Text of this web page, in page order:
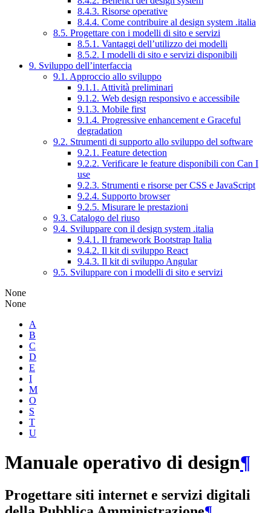
8.4.3. Risorse operative
8.4.4. Come contribuire al design system .italia
8.5. Progettare con i modelli di sito e servizi
8.5.1. Vantaggi dell’utilizzo dei modelli
8.5.2. I modelli di sito e servizi disponibili
9. Sviluppo dell’interfaccia
9.1. Approccio allo sviluppo
9.1.1. Attività preliminari
9.1.2. Web design responsivo e accessibile
9.1.3. Mobile first
9.1.4. Progressive enhancement e Graceful
degradation
9.2. Strumenti di supporto allo sviluppo del software
9.2.1. Feature detection
9.2.2. Verificare le feature disponibili con Can I
use
9.2.3. Strumenti e risorse per CSS e JavaScript
9.2.4. Supporto browser
9.2.5. Misurare le prestazioni
9.3. Catalogo del riuso
9.4. Sviluppare con il design system .italia
9.4.1. Il framework Bootstrap Italia
9.4.2. Il kit di sviluppo React
9.4.3. Il kit di sviluppo Angular
9.5. Sviluppare con i modelli di sito e servizi
None
None
A
B
C
D
E
I
M
O
S
T
U
Manuale operativo di design¶
Progettare siti internet e servizi digitali